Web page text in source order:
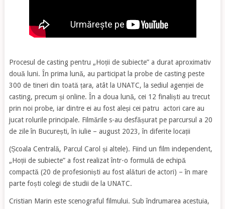
Procesul de casting pentru „Hoții de subiecte” a durat aproximativ
două luni. În prima lună, au participat la probe de casting peste
300 de tineri din toată țara, atât la UNATC, la sediul agenției de
casting, precum și online. În a doua lună, cei 12 finaliști au trecut
prin noi probe, iar dintre ei au fost aleși cei patru actori care au
jucat rolurile principale. Filmările s-au desfășurat pe parcursul a 20
de zile în București, în iulie – august 2023, în diferite locații
(Școala Centrală, Parcul Carol și altele). Fiind un film independent,
„Hoții de subiecte” a fost realizat într-o formulă de echipă
compactă (20 de profesioniști au fost alături de actori) – în mare
parte foști colegi de studii de la UNATC.
Cristian Marin este scenograful filmului. Sub îndrumarea acestuia,